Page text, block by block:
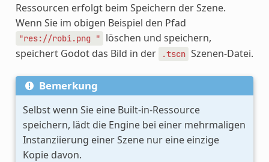
Ressourcen erfolgt beim Speichern der Szene.
Wenn Sie im obigen Beispiel den Pfad
"res://robi.png "
löschen und speichern,
speichert Godot das Bild in der
.tscn Szenen-Datei.
Bemerkung
Selbst wenn Sie eine Built-in-Ressource
speichern, lädt die Engine bei einer mehrmaligen
Instanziierung einer Szene nur eine einzige
Kopie davon.